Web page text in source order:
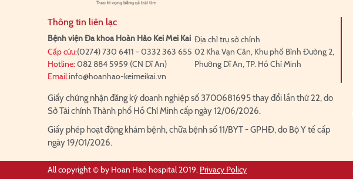
Thông tin liên lạc
Bệnh viện Đa khoa Hoàn Hảo Kei Mei Kai
Cấp cứu:(0274) 730 6411 - 0332 363 655
Hotline:082 884 5959 (CN Dĩ An)
Email:info@hoanhao-keimeikai.vn
Địa chỉ trụ sở chính
02 Kha Vạn Cân, Khu phố Bình Đường 2,
Phường Dĩ An, TP. Hồ Chí Minh
Giấy chứng nhận đăng ký doanh nghiệp số 3700681695 thay đổi lần thứ 22, do
Sở Tài chính Thành phố Hồ Chí Minh cấp ngày 12/06/2026.
Giấy phép hoạt động khám bệnh, chữa bệnh số 11/BYT - GPHĐ, do Bộ Y tế cấp
ngày 19/01/2026.
All copyright © by Hoan Hao hospital 2019. Privacy Policy